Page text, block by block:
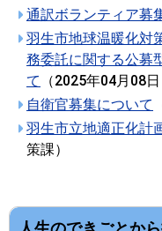
通訳ボランティア募
羽生市地球温暖化対
務委託に関する公募
て
（2025年04月08日
自衛官募集について
羽生市立地適正化計
策課）